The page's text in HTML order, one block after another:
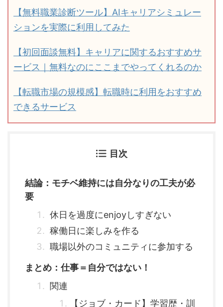
【無料職業診断ツール】AIキャリアシミュレー
ションを実際に利用してみた
【初回面談無料】キャリアに関するおすすめサ
ービス｜無料なのにここまでやってくれるのか
【転職市場の規模感】転職時に利用をおすすめ
できるサービス
目次
結論：モチベ維持には自分なりの工夫が必
要
休日を過度にenjoyしすぎない
稼働日に楽しみを作る
職場以外のコミュニティに参加する
まとめ：仕事＝自分ではない！
関連
【ジョブ・カード】学習歴・訓